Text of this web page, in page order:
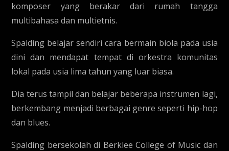
komposer yang berakar dari rumah tangga
multibahasa dan multietnis.
Spalding belajar sendiri cara bermain biola pada usia
dini dan mendapat tempat di orkestra komunitas
lokal pada usia lima tahun yang luar biasa.
Dia terus tampil dan belajar beberapa instrumen lagi,
berkembang menjadi berbagai genre seperti hip-hop
dan blues.
Spalding bersekolah di Berklee College of Music dan